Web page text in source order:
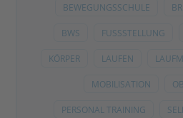
BEWEGUNGSSCHULE
BWS FUSSSTELLUNG
KÖRPER LAUFEN
MOBILISATION
PERSONAL TRAINING